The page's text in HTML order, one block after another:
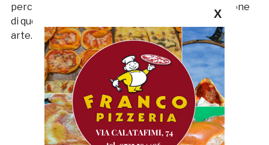
perché crede e supporta ogni possibile declinazione
di quella che da sempre è conosciuta come nobile
arte.
X